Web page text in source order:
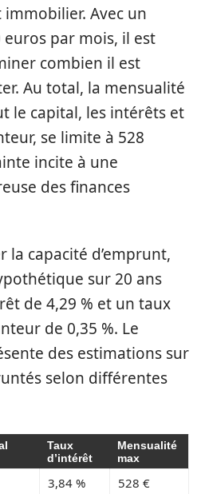
immobilier. Avec un
par mois, il est
combien il est
Au total, la mensualité
le capital, les intérêts et
se limite à 528
incite à une
des finances
capacité d’emprunt,
sur 20 ans
de 4,29 % et un taux
de 0,35 %. Le
des estimations sur
selon différentes
Taux
d’intérêt
Mensualité
max
3,84 %
528 €